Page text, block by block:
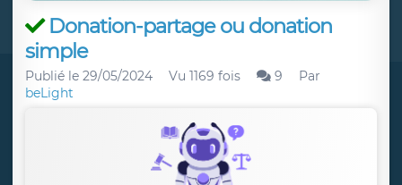
Donation-partage ou donation
simple
Publié le 29/05/2024 Vu 1169 fois 9
Par
beLight